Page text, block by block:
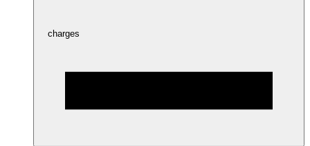
charges